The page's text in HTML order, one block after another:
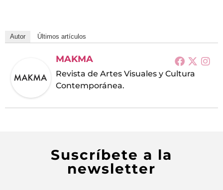
Autor Últimos artículos
MAKMA
Revista de Artes Visuales y Cultura
Contemporánea.
Suscríbete a la
newsletter